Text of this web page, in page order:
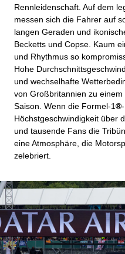
Rennleidenschaft. Auf dem
messen sich die Fahrer auf
langen Geraden und
Becketts und Copse. Kaum
und Rhythmus so
Hohe
und wechselhafte
von Großbritannien zu
Saison. Wenn die Formel‑1®
Höchstgeschwindigkeit über
und tausende Fans die
eine Atmosphäre, die
zelebriert.